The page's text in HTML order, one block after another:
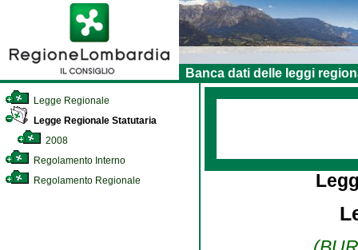
Banca dati delle leggi
Legge Regionale
Legge Regionale Statutaria
2008
Regolamento Interno
Regolamento Regionale